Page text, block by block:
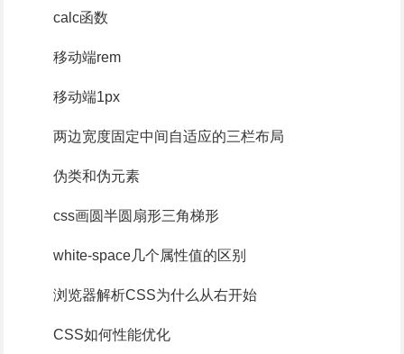
calc函数
移动端rem
移动端1px
两边宽度固定中间自适应的三栏布局
伪类和伪元素
css画圆半圆扇形三角梯形
white-space几个属性值的区别
浏览器解析CSS为什么从右开始
CSS如何性能优化